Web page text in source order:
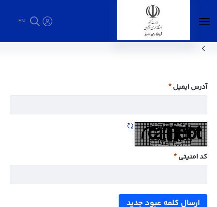
EN
اهداف و وظایف - فرمانداری البرز
آدرس ایمیل
ضروری
کد امنیتی
ضروری
ارسال کلمه عبود جدید